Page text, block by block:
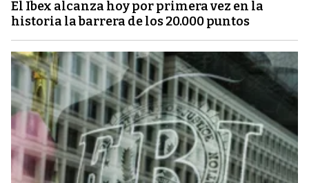
El Ibex alcanza hoy por primera vez en la
historia la barrera de los 20.000 puntos